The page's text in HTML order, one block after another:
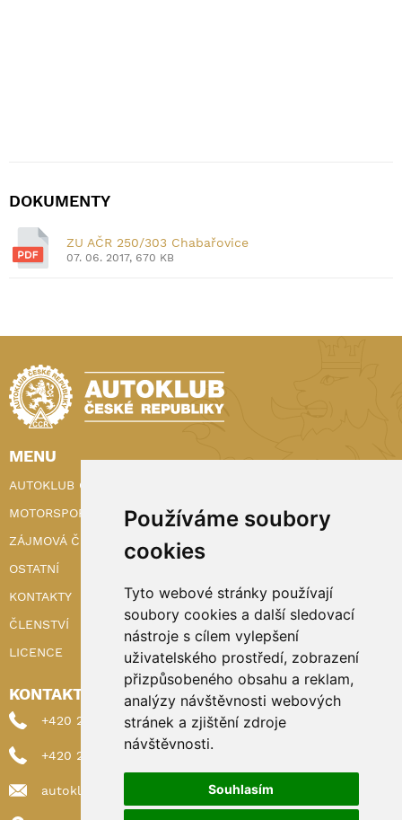
Používáme soubory
cookies
Tyto webové stránky používají
soubory cookies a další sledovací
nástroje s cílem vylepšení
uživatelského prostředí, zobrazení
přizpůsobeného obsahu a reklam,
analýzy návštěvnosti webových
stránek a zjištění zdroje
návštěvnosti.
Souhlasím
DOKUMENTY
ZU AČR 250/303 Chabařovice
07. 06. 2017, 670 KB
MENU
AUTOKLUB ČR
MOTORSPORT
ZÁJMOVÁ ČINNOST
OSTATNÍ
KONTAKTY
ČLENSTVÍ
LICENCE
KONTAKTY
+420 222 898 224 (sekretariat)
+420 222 898 221 (členství)
autoklub@autoklub.cz